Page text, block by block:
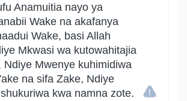
Anamuitia nayo ya
Wake na akafanya
Wake, basi Allah
Mkwasi wa kutowahitajia
Ndiye Mwenye kuhimidiwa
na sifa Zake, Ndiye
kwa namna zote.